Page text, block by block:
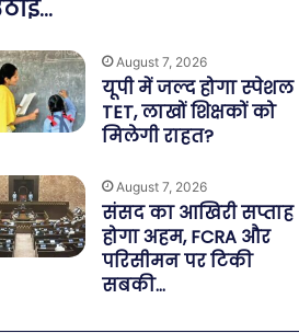
August 7, 2026
यूपी में जल्द होगा स्पेशल
TET, लाखों शिक्षकों को
मिलेगी राहत?
August 7, 2026
संसद का आखिरी सप्ताह
होगा अहम, FCRA और
परिसीमन पर टिकी
सबकी…